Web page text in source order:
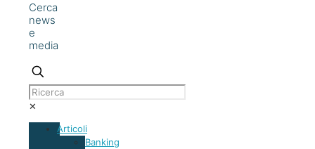
Cerca
news
e
media
✕
Articoli
Banking